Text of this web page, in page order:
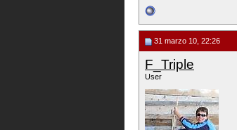
31 marzo 10, 22:26
F_Triple
User